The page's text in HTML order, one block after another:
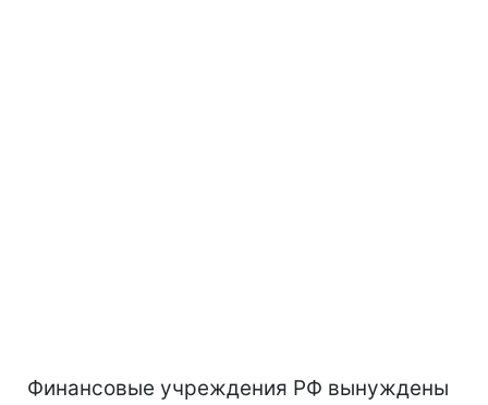
Финансовые учреждения РФ вынуждены